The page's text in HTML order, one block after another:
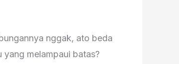
nggak, ato beda
melampaui batas?